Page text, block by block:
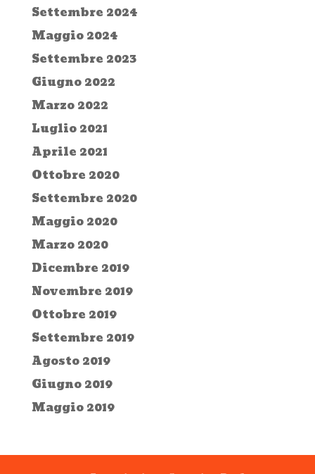
Settembre 2024
Maggio 2024
Settembre 2023
Giugno 2022
Marzo 2022
Luglio 2021
Aprile 2021
Ottobre 2020
Settembre 2020
Maggio 2020
Marzo 2020
Dicembre 2019
Novembre 2019
Ottobre 2019
Settembre 2019
Agosto 2019
Giugno 2019
Maggio 2019